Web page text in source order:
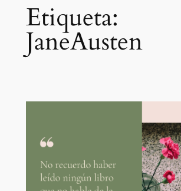
Etiqueta:
JaneAusten